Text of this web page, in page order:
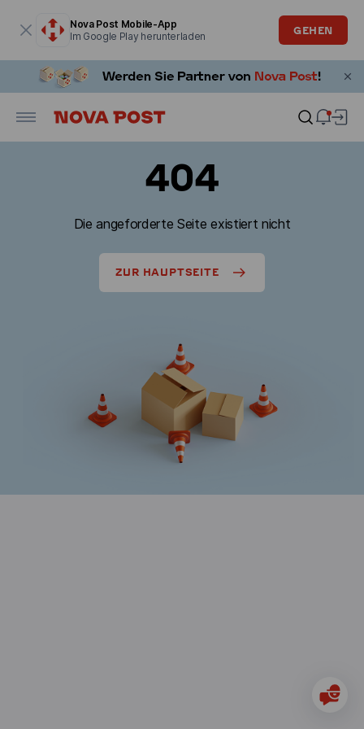
Nova Post Mobile-App
Im Google Play herunterladen
GEHEN
404
Die angeforderte Seite existiert nicht
ZUR HAUPTSEITE